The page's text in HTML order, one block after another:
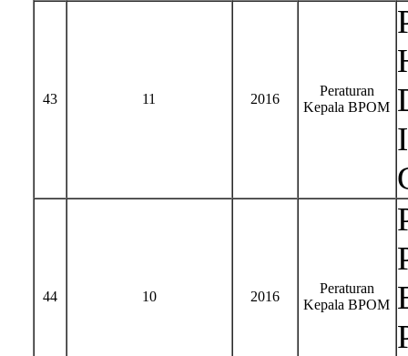
43 11 2016
Peraturan
Kepala BPOM
44 10 2016
Peraturan
Kepala BPOM